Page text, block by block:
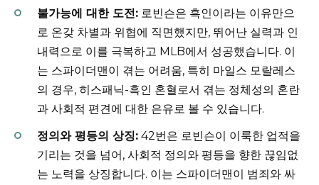
불가능에 대한 도전: 로빈슨은 흑인이라는 이유만으
로 온갖 차별과 위협에 직면했지만, 뛰어난 실력과 인
내력으로 이를 극복하고 MLB에서 성공했습니다. 이
는 스파이더맨이 겪는 어려움, 특히 마일스 모랄레스
의 경우, 히스패닉-흑인 혼혈로서 겪는 정체성의 혼란
과 사회적 편견에 대한 은유로 볼 수 있습니다.
정의와 평등의 상징: 42번은 로빈슨이 이룩한 업적을
기리는 것을 넘어, 사회적 정의와 평등을 향한 끊임없
는 노력을 상징합니다. 이는 스파이더맨이 범죄와 싸